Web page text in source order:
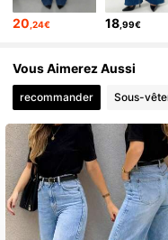
20 ,24€ 18 ,99€
Vous Aimerez Aussi
recommander Sous-